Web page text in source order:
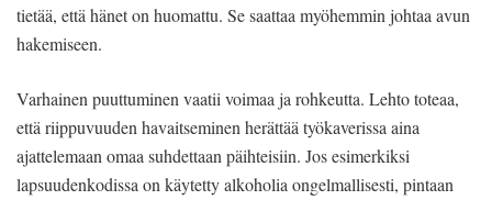
tietää, että hänet on huomattu. Se saattaa myöhemmin johtaa avun
hakemiseen.
Varhainen puuttuminen vaatii voimaa ja rohkeutta. Lehto toteaa,
että riippuvuuden havaitseminen herättää työkaverissa aina
ajattelemaan omaa suhdettaan päihteisiin. Jos esimerkiksi
lapsuudenkodissa on käytetty alkoholia ongelmallisesti, pintaan